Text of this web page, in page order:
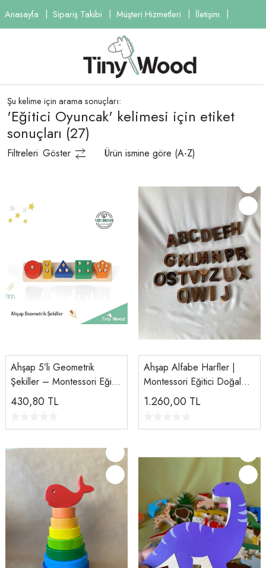
Anasayfa Sipariş Takibi Müşteri Hizmetleri İletişim
Şu kelime için arama sonuçları:
'Eğitici Oyuncak' kelimesi için etiket
sonuçları (27)
Filtreleri Göster Ürün ismine göre (A-Z)
Ahşap 5’li Geometrik
Şekiller – Montessori Eğitici
Blok Seti | Doğal Ahşap
Oyuncak
430,80 TL
Ahşap Alfabe Harfler |
Montessori Eğitici Doğal
Harf Seti | Tiny Wood
1.260,00 TL